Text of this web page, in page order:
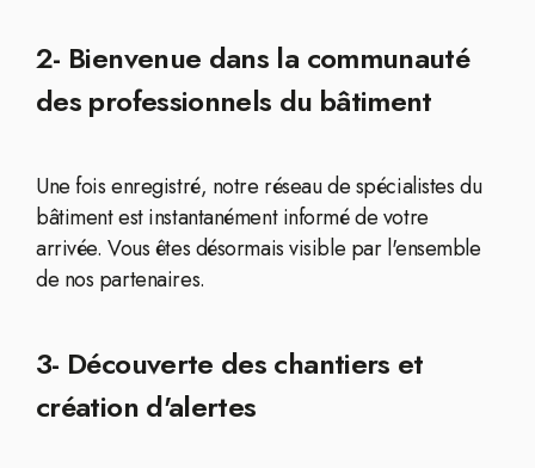
2- Bienvenue dans la communauté
des professionnels du bâtiment
Une fois enregistré, notre réseau de spécialistes du
bâtiment est instantanément informé de votre
arrivée. Vous êtes désormais visible par l'ensemble
de nos partenaires.
3- Découverte des chantiers et
création d'alertes